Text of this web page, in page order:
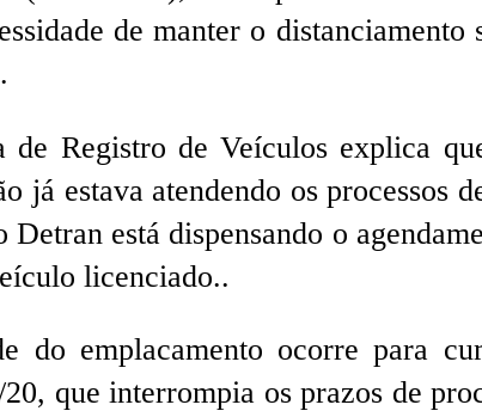
de manter o
de Registro de Veículos explica
já estava atendendo os
Detran está dispensando o
licenciado..
do emplacamento ocorre para
que interrompia os prazos de